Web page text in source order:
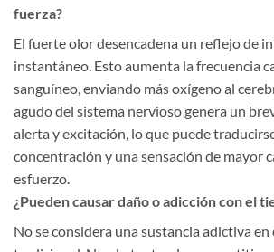
fuerza?
El fuerte olor desencadena un reflejo de
instantáneo. Esto aumenta la frecuencia
sanguíneo, enviando más oxígeno al
agudo del sistema nervioso genera un
alerta y excitación, lo que puede
concentración y una sensación de mayor
esfuerzo.
¿Pueden causar daño o adicción con el
No se considera una sustancia adictiva